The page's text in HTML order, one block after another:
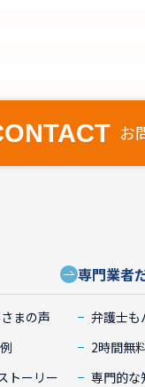
お
まの声
トーリー
専門業者
弁護士も
2時間無
専門的な